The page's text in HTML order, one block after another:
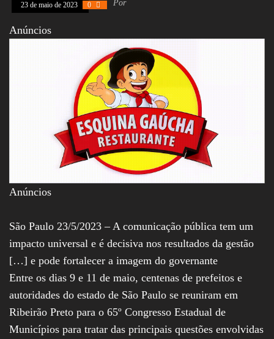
Rio de Janeiro,
Brasília, Nordeste,
Norte, Centro-
Oeste, Sul, Sudeste,
Gastronomia,
Vinhos, Bebidas,
Cervejas, Comida,
Receitas, Chef, RH,
Emprego,
Empreendedorismo,
Negócios,
Oportunidades,
23 de maio de 2023 0 Por
Anúncios
Anúncios
São Paulo 23/5/2023 – A comunicação pública tem um
impacto universal e é decisiva nos resultados da gestão
[…] e pode fortalecer a imagem do governante
Entre os dias 9 e 11 de maio, centenas de prefeitos e
autoridades do estado de São Paulo se reuniram em
Ribeirão Preto para o 65º Congresso Estadual de
Municípios para tratar das principais questões envolvidas